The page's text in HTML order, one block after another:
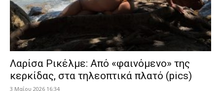
Λαρίσα Ρικέλμε: Από «φαινόμενο» της
κερκίδας, στα τηλεοπτικά πλατό (pics)
3 Μαΐου 2026 16:34